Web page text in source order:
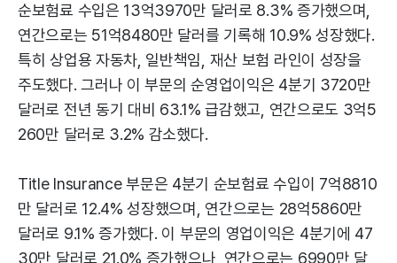
순보험료 수입은 13억3970만 달러로 8.3% 증가했으며,
연간으로는 51억8480만 달러를 기록해 10.9% 성장했다.
특히 상업용 자동차, 일반책임, 재산 보험 라인이 성장을
주도했다. 그러나 이 부문의 순영업이익은 4분기 3720만
달러로 전년 동기 대비 63.1% 급감했고, 연간으로도 3억5
260만 달러로 3.2% 감소했다.
Title Insurance 부문은 4분기 순보험료 수입이 7억8810
만 달러로 12.4% 성장했으며, 연간으로는 28억5860만
달러로 9.1% 증가했다. 이 부문의 영업이익은 4분기에 47
30만 달러로 21.0% 증가했으나, 연간으로는 6990만 달